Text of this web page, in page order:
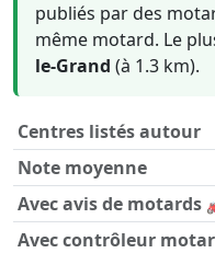
publiés par des
même motard. Le
le-Grand (à 1.3 km).
Centres listés autour
Note moyenne
Avec avis de motards
Avec contrôleur